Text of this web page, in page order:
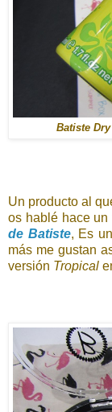
Batiste
Un producto al
os hablé hace un
de Batiste, Es
más me gustan
versión Tropical